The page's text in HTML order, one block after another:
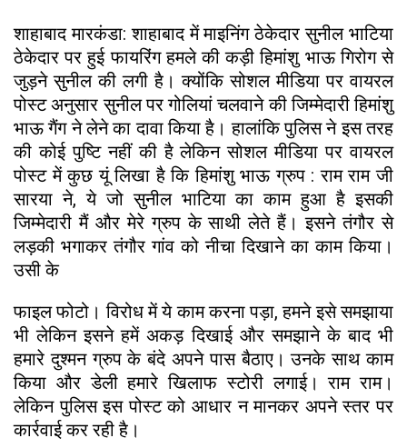
शाहाबाद मारकंडा: शाहाबाद में माइनिंग ठेकेदार सुनील भाटिया
ठेकेदार पर हुई फायरिंग हमले की कड़ी हिमांशु भाऊ गिरोग से
जुड़ने सुनील की लगी है। क्योंकि सोशल मीडिया पर वायरल
पोस्ट अनुसार सुनील पर गोलियां चलवाने की जिम्मेदारी हिमांशु
भाऊ गैंग ने लेने का दावा किया है। हालांकि पुलिस ने इस तरह
की कोई पुष्टि नहीं की है लेकिन सोशल मीडिया पर वायरल
पोस्ट में कुछ यूं लिखा है कि हिमांशु भाऊ ग्रुप : राम राम जी
सारया ने, ये जो सुनील भाटिया का काम हुआ है इसकी
जिम्मेदारी मैं और मेरे ग्रुप के साथी लेते हैं। इसने तंगौर से
लड़की भगाकर तंगौर गांव को नीचा दिखाने का काम किया।
उसी के
फाइल फोटो। विरोध में ये काम करना पड़ा, हमने इसे समझाया
भी लेकिन इसने हमें अकड़ दिखाई और समझाने के बाद भी
हमारे दुश्मन ग्रुप के बंदे अपने पास बैठाए। उनके साथ काम
किया और डेली हमारे खिलाफ स्टोरी लगाई। राम राम।
लेकिन पुलिस इस पोस्ट को आधार न मानकर अपने स्तर पर
कार्रवाई कर रही है।